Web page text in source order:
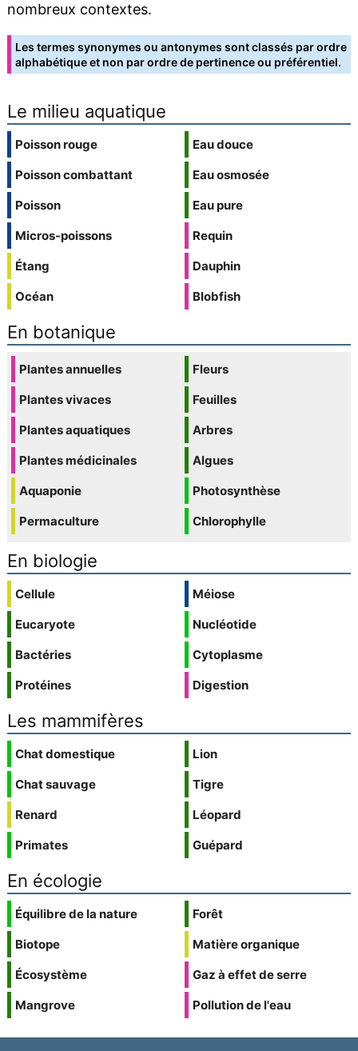
nombreux contextes.
Les termes synonymes ou antonymes sont classés par ordre
alphabétique et non par ordre de pertinence ou préférentiel.
Le milieu aquatique
Poisson rouge
Poisson combattant
Poisson
Micros-poissons
Étang
Océan
Eau douce
Eau osmosée
Eau pure
Requin
Dauphin
Blobfish
En botanique
Plantes annuelles
Plantes vivaces
Plantes aquatiques
Plantes médicinales
Aquaponie
Permaculture
Fleurs
Feuilles
Arbres
Algues
Photosynthèse
Chlorophylle
En biologie
Cellule
Eucaryote
Bactéries
Protéines
Méiose
Nucléotide
Cytoplasme
Digestion
Les mammifères
Chat domestique
Chat sauvage
Renard
Primates
Lion
Tigre
Léopard
Guépard
En écologie
Équilibre de la nature
Biotope
Écosystème
Mangrove
Forêt
Matière organique
Gaz à effet de serre
Pollution de l'eau